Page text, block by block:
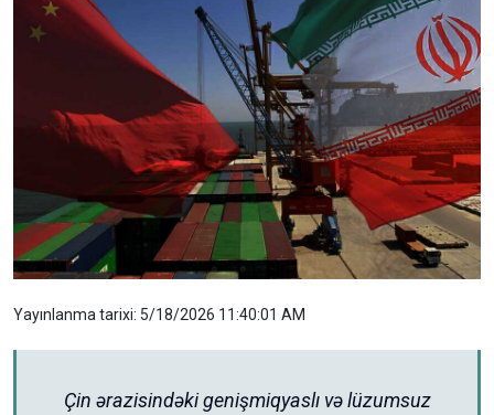
Yayınlanma tarixi: 5/18/2026 11:40:01 AM
Çin ərazisindəki genişmiqyaslı və lüzumsuz